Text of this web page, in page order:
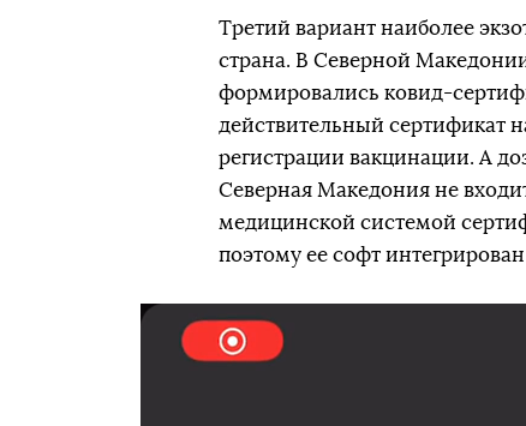
Третий вариант наиболее
страна. В Северной
формировались ковид-
действительный сертификат
регистрации вакцинации. А
Северная Македония не
медицинской системой
поэтому ее софт